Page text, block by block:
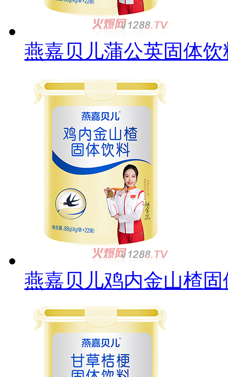
燕嘉贝儿蒲公英固体饮
燕嘉贝儿鸡内金山楂